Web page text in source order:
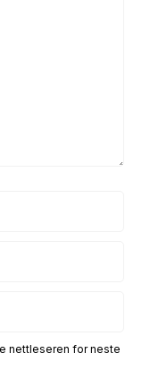
nettleseren for neste